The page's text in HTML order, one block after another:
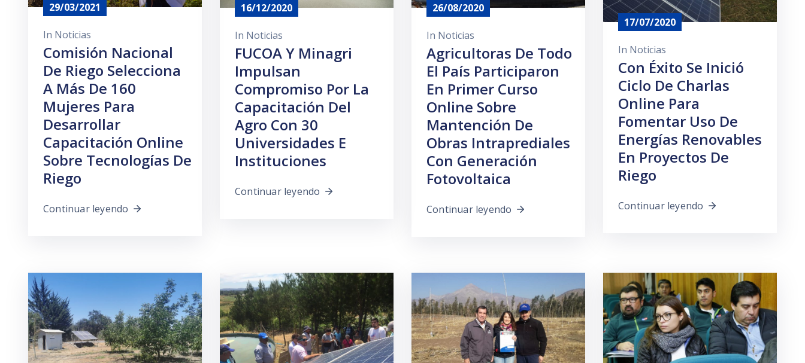
29/03/2021
In Noticias
Comisión Nacional
De Riego Selecciona
A Más De 160
Mujeres Para
Desarrollar
Capacitación Online
Sobre Tecnologías De
Riego
Continuar leyendo
16/12/2020
In Noticias
FUCOA Y Minagri
Impulsan
Compromiso Por La
Capacitación Del
Agro Con 30
Universidades E
Instituciones
Continuar leyendo
26/08/2020
In Noticias
Agricultoras De Todo
El País Participaron
En Primer Curso
Online Sobre
Mantención De
Obras Intraprediales
Con Generación
Fotovoltaica
Continuar leyendo
17/07/2020
In Noticias
Con Éxito Se Inició
Ciclo De Charlas
Online Para
Fomentar Uso De
Energías Renovables
En Proyectos De
Riego
Continuar leyendo